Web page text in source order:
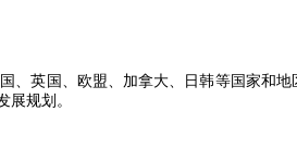
、英国、欧盟、加拿大、日韩等国家和
规划。